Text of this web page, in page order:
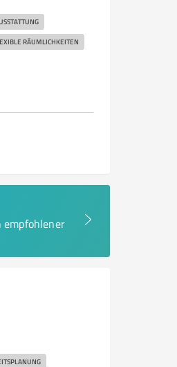
RÄUMLICHKEITEN
empfohlener